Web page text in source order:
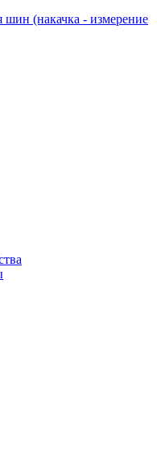
(накачка - измерение